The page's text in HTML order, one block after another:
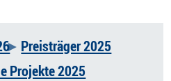
Preisträger 2025
Projekte 2025